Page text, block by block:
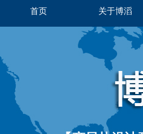
首页 关于博滔